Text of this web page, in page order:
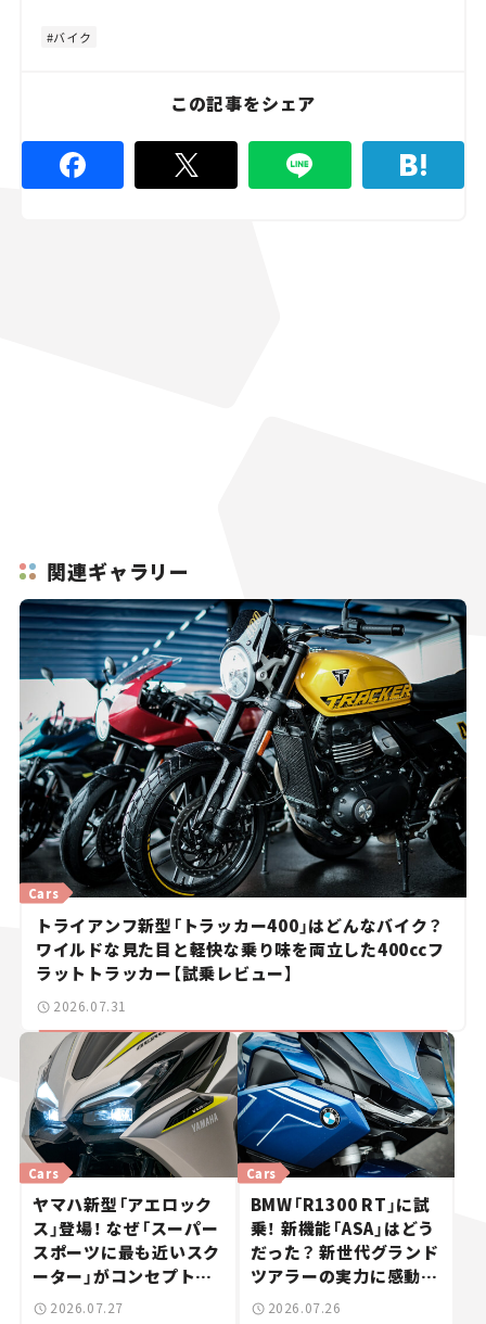
%
バイク
この記事をシェア
関連ギャラリー
Cars
トライアンフ新型「トラッカー400」はどんなバイク？
ワイルドな見た目と軽快な乗り味を両立した400ccフ
ラットトラッカー【試乗レビュー】
2026.07.31
Cars
ヤマハ新型「アエロック
ス」登場！ なぜ「スーパー
スポーツに最も近いスク
ーター」がコンセプトな
のか？【新車ニュース】
2026.07.27
Cars
BMW「R1300 RT」に試
乗！ 新機能「ASA」はどう
だった？ 新世代グランド
ツアラーの実力に感動
【試乗レビュー】
2026.07.26